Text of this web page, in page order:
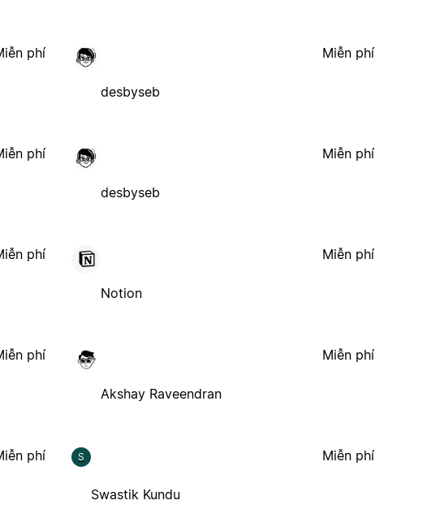
phí
desbyseb
Miễn phí
phí
desbyseb
Miễn phí
phí
Notion
Miễn phí
phí
Akshay Raveendran
Miễn phí
phí S
Swastik Kundu
Miễn phí